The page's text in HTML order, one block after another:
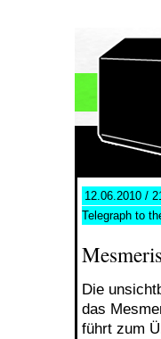
12.06.2010 /
Telegraph to
Die
das
führt zum